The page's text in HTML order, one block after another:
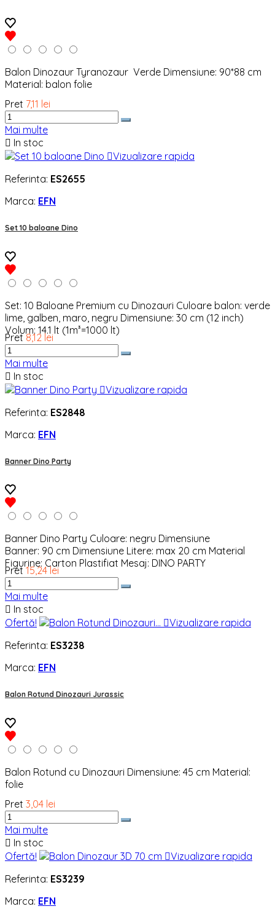
Balon Dinozaur Tyranozaur Verde Dimensiune: 90*88 cm
Material: balon folie
Pret 7,11 lei
Mai multe
 In stoc
Vizualizare rapida
Referinta: ES2655
Marca: EFN
Set 10 baloane Dino
Set: 10 Baloane Premium cu Dinozauri Culoare balon: verde
lime, galben, maro, negru Dimensiune: 30 cm (12 inch)
Volum: 14.1 lt (1m³=1000 lt)
Pret 8,12 lei
Mai multe
 In stoc
Vizualizare rapida
Referinta: ES2848
Marca: EFN
Banner Dino Party
Banner Dino Party Culoare: negru Dimensiune
Banner: 90 cm Dimensiune Litere: max 20 cm Material
Figurine: Carton Plastifiat Mesaj: DINO PARTY
Pret 15,24 lei
Mai multe
 In stoc
Ofertă!
Vizualizare rapida
Referinta: ES3238
Marca: EFN
Balon Rotund Dinozauri Jurassic
Balon Rotund cu Dinozauri Dimensiune: 45 cm Material:
folie
Pret 3,04 lei
Mai multe
 In stoc
Ofertă!
Vizualizare rapida
Referinta: ES3239
Marca: EFN